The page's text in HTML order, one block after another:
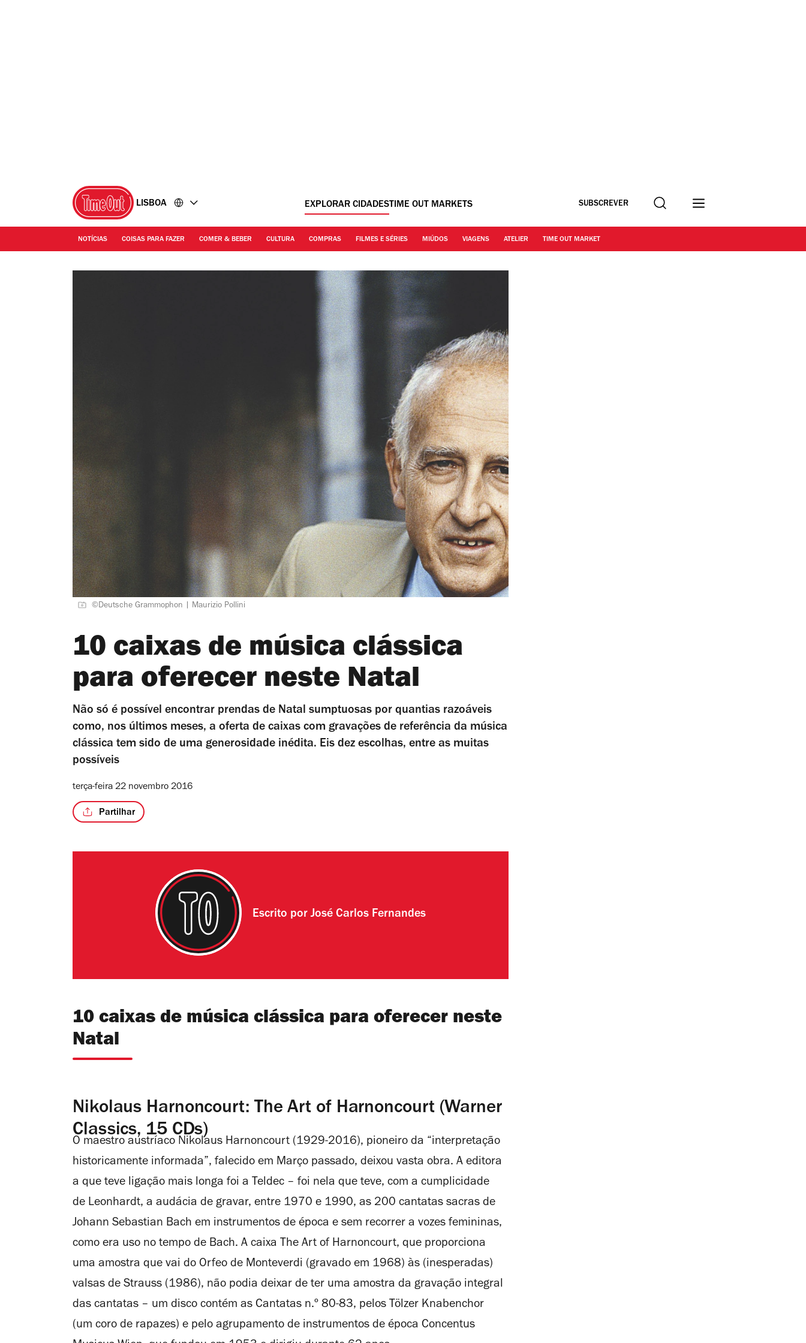
LISBOA EXPLORAR CIDADESTIME OUT MARKETS SUBSCREVER Procurar
NOTÍCIAS COISAS PARA FAZER COMER & BEBER CULTURA COMPRAS FILMES E SÉRIES MIÚDOS VIAGENS ATELIER TIME OUT MARKET
©Deutsche Grammophon | Maurizio Pollini
10 caixas de música clássica
para oferecer neste Natal
Não só é possível encontrar prendas de Natal sumptuosas por quantias razoáveis
como, nos últimos meses, a oferta de caixas com gravações de referência da música
clássica tem sido de uma generosidade inédita. Eis dez escolhas, entre as muitas
possíveis
terça-feira 22 novembro 2016
Partilhar
Escrito por José Carlos Fernandes
10 caixas de música clássica para oferecer neste
Natal
Nikolaus Harnoncourt: The Art of Harnoncourt (Warner
Classics, 15 CDs)
O maestro austríaco Nikolaus Harnoncourt (1929-2016), pioneiro da “interpretação
historicamente informada”, falecido em Março passado, deixou vasta obra. A editora
a que teve ligação mais longa foi a Teldec – foi nela que teve, com a cumplicidade
de Leonhardt, a audácia de gravar, entre 1970 e 1990, as 200 cantatas sacras de
Johann Sebastian Bach em instrumentos de época e sem recorrer a vozes femininas,
como era uso no tempo de Bach. A caixa The Art of Harnoncourt, que proporciona
uma amostra que vai do Orfeo de Monteverdi (gravado em 1968) às (inesperadas)
valsas de Strauss (1986), não podia deixar de ter uma amostra da gravação integral
das cantatas – um disco contém as Cantatas n.º 80-83, pelos Tölzer Knabenchor
(um coro de rapazes) e pelo agrupamento de instrumentos de época Concentus